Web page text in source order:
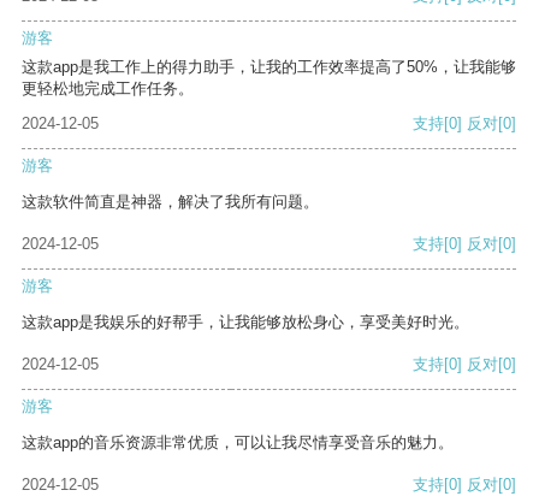
游客
这款app是我工作上的得力助手，让我的工作效率提高了50%，让我能够
更轻松地完成工作任务。
2024-12-05
支持[0] 反对[0]
游客
这款软件简直是神器，解决了我所有问题。
2024-12-05 支持[0] 反对[0]
游客
这款app是我娱乐的好帮手，让我能够放松身心，享受美好时光。
2024-12-05 支持[0] 反对[0]
游客
这款app的音乐资源非常优质，可以让我尽情享受音乐的魅力。
2024-12-05 支持[0] 反对[0]